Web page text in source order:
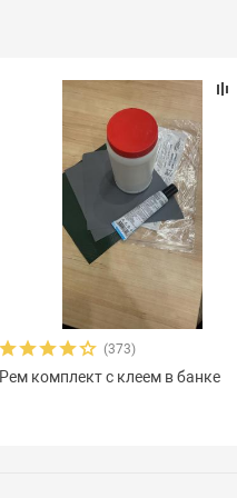
(373)
Рем комплект с клеем в банке